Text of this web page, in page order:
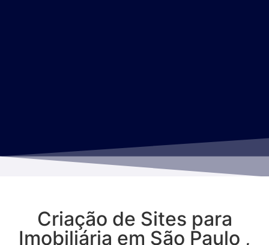
Criação de Sites para
Imobiliária em São Paulo ,